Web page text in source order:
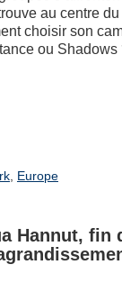
au centre du
choisir son
ou Shadows
, Europe
Hannut, fin